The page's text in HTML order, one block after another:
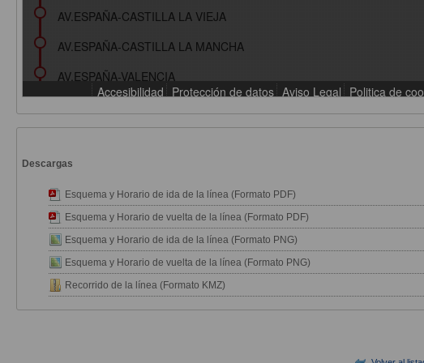
Descargas
Esquema y Horario de ida de la línea (Formato PDF)
Esquema y Horario de vuelta de la línea (Formato PDF)
Esquema y Horario de ida de la línea (Formato PNG)
Esquema y Horario de vuelta de la línea (Formato PNG)
Recorrido de la línea (Formato KMZ)